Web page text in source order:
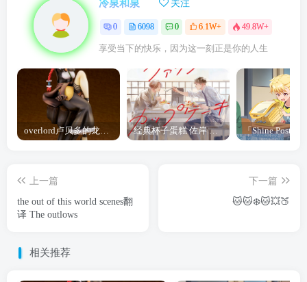
冷泉和泉 关注
0 6098 0 6.1W+ 49.8W+
享受当下的快乐，因为这一刻正是你的人生
经典杯子蛋糕 佐岸 漫画「经典杯子蛋糕」宣布真人日剧化
上一篇
the out of this world scenes翻
译 The outlows
下一篇
🐱🐱❄️🐱💥🍑
相关推荐